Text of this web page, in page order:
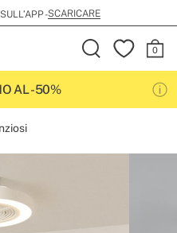
-SCARICARE
AL -50%